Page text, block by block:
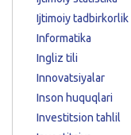
Ijtimoiy tadbirkorlik
Informatika
Ingliz tili
Innovatsiyalar
Inson huquqlari
Investitsion tahlil